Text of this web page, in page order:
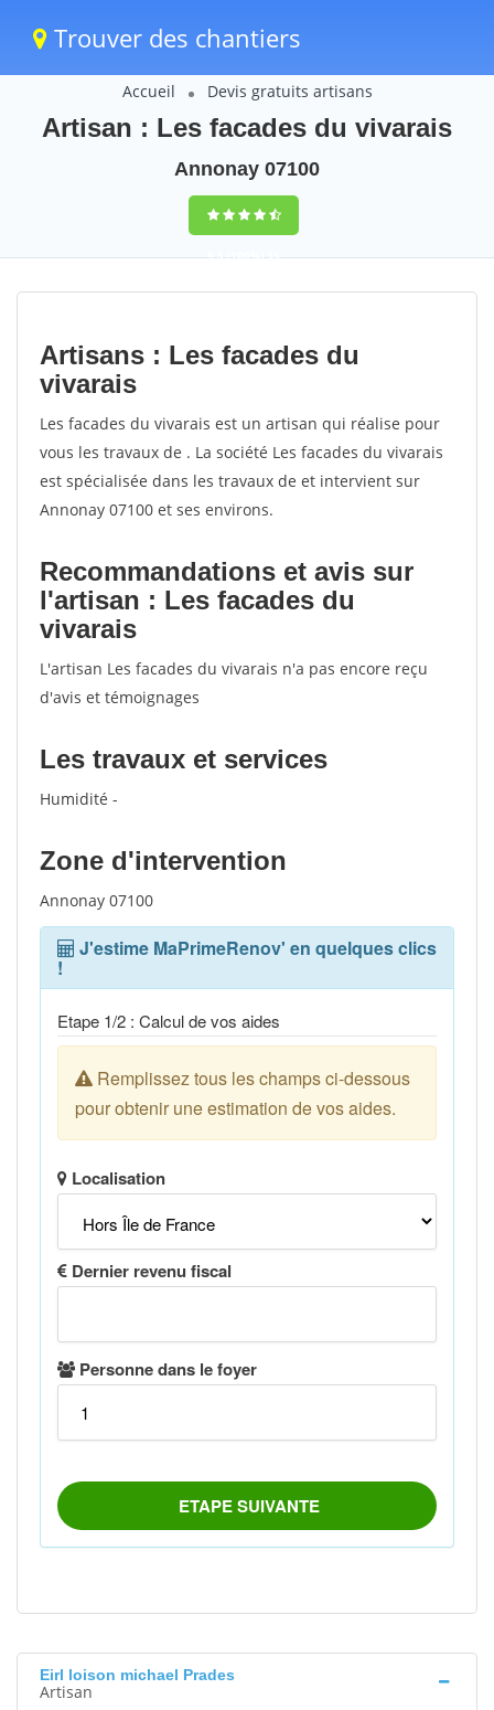
Trouver des chantiers
Accueil Devis gratuits artisans
Artisan : Les facades du vivarais
Annonay 07100
9,5(100%)55
votes
Artisans : Les facades du
vivarais
Les facades du vivarais est un artisan qui réalise pour
vous les travaux de . La société Les facades du vivarais
est spécialisée dans les travaux de et intervient sur
Annonay 07100 et ses environs.
Recommandations et avis sur
l'artisan : Les facades du
vivarais
L'artisan Les facades du vivarais n'a pas encore reçu
d'avis et témoignages
Les travaux et services
Humidité -
Zone d'intervention
Annonay 07100
Eirl loison michael Prades
Artisan